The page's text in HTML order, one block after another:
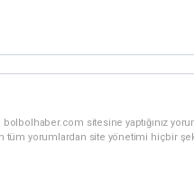
sitesine yaptığınız
tüm yorumlardan site yönetimi hiçbir